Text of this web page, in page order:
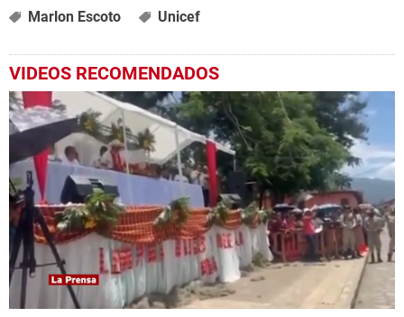
Marlon Escoto Unicef
VIDEOS RECOMENDADOS